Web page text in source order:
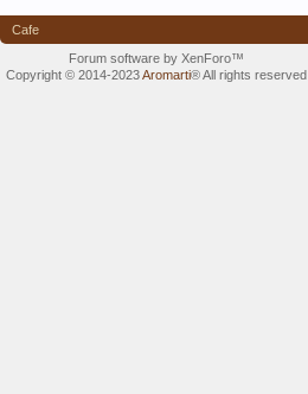
Cafe
Forum software by XenForo™
Copyright © 2014-2023Aromarti®All rights reserved